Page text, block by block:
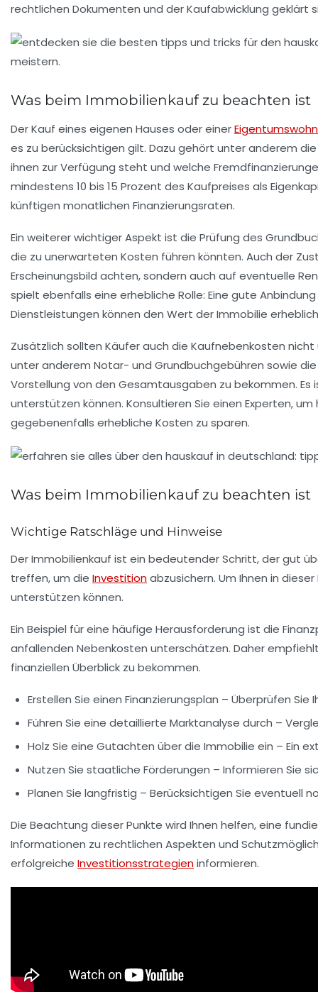
rechtlichen Dokumenten und der Kaufabwicklung geklärt
Was beim Immobilienkauf zu beachten ist
DerKauf eines eigenen Hauses oder einer
es zu berücksichtigen gilt. Dazu gehört unter anderem
ihnen zur Verfügung steht und welche
mindestens 10 bis 15 Prozent des Kaufpreises als
künftigen monatlichen Finanzierungsraten.
Ein weiterer wichtiger Aspekt ist die Prüfung des
die zu unerwarteten Kosten führen könnten. Auch der
Erscheinungsbild achten, sondern auch auf eventuelle
spielt ebenfalls eine erhebliche Rolle: Eine gute
Dienstleistungen können den Wert der Immobilie
Zusätzlich sollten Käufer auch die Kaufnebenkosten nicht
unter anderem Notar- und Grundbuchgebühren sowie
Vorstellung von den Gesamtausgaben zu bekommen.
unterstützen können. Konsultieren Sie einen Experten,
gegebenenfalls erhebliche Kosten zu sparen.
Was beim Immobilienkauf zu beachten ist
Wichtige Ratschläge und Hinweise
DerImmobilienkauf ist ein bedeutender Schritt, der gut
treffen, um die Investitionabzusichern. Um Ihnen in
unterstützen können.
Ein Beispiel für eine häufige Herausforderung ist die
anfallenden Nebenkosten unterschätzen. Daher
finanziellen Überblick zu bekommen.
Erstellen Sie einen Finanzierungsplan – Überprüfen Sie
Führen Sie eine detaillierte Marktanalyse durch –
Holz Sie eine Gutachten über die Immobilie ein – Ein
Nutzen Sie staatliche Förderungen – Informieren Sie
Planen Sie langfristig – Berücksichtigen Sie eventuell
Die Beachtung dieser Punkte wird Ihnen helfen, eine
Informationen zu rechtlichen Aspekten und
erfolgreiche Investitionsstrategieninformieren.